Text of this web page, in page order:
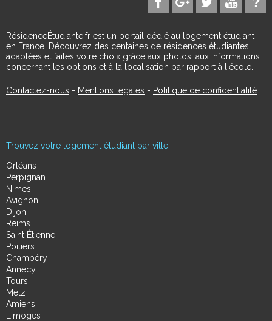
RésidenceÉtudiante.fr est un portail dédié au logement étudiant
en France. Découvrez des centaines de résidences étudiantes
adaptées et faites votre choix grâce aux photos, aux informations
concernant les options et à la localisation par rapport à l'école.
Contactez-nous - Mentions légales - Politique de confidentialité
Trouvez votre logement étudiant par ville
Orléans
Perpignan
Nimes
Avignon
Dijon
Reims
Saint Étienne
Poitiers
Chambéry
Annecy
Tours
Metz
Amiens
Limoges